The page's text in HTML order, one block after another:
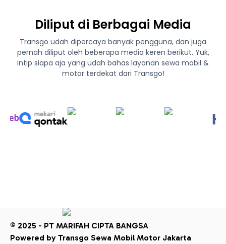
Diliput di Berbagai Media
Transgo udah dipercaya banyak pengguna, dan juga
pernah diliput oleh beberapa media keren berikut. Yuk,
intip siapa aja yang udah bahas layanan sewa mobil &
motor terdekat dari Transgo!
© 2025 - PT MARIFAH CIPTA BANGSA
Powered by Transgo Sewa Mobil Motor Jakarta